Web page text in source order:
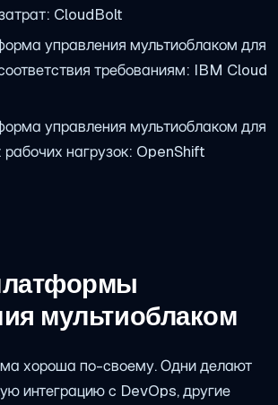
CloudBolt
управления мультиоблаком для
требованиям: IBM Cloud
управления мультиоблаком для
рабочих нагрузок: OpenShift
мультиоблаком
хороша по-своему. Одни делают
интеграцию с DevOps, другие